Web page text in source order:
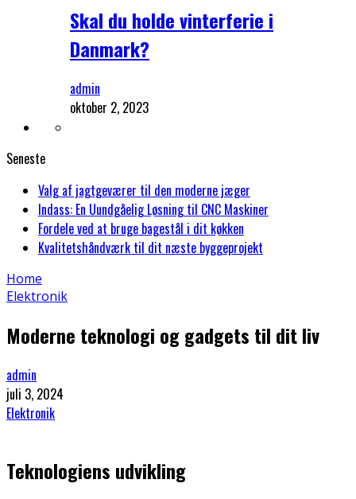
Skal du holde vinterferie i
Danmark?
admin
oktober 2, 2023
Seneste
Valg af jagtgeværer til den moderne jæger
Indass: En Uundgåelig Løsning til CNC Maskiner
Fordele ved at bruge bagestål i dit køkken
Kvalitetshåndværk til dit næste byggeprojekt
Home
Elektronik
Moderne teknologi og gadgets til dit liv
admin
juli 3, 2024
Elektronik
Teknologiens udvikling